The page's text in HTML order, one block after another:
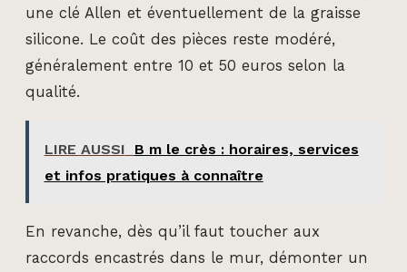
une clé Allen et éventuellement de la graisse
silicone. Le coût des pièces reste modéré,
généralement entre 10 et 50 euros selon la
qualité.
LIRE AUSSI
B m le crès : horaires, services
et infos pratiques à connaître
En revanche, dès qu’il faut toucher aux
raccords encastrés dans le mur, démonter un